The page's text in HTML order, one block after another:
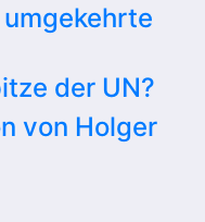
der UN?
von Holger